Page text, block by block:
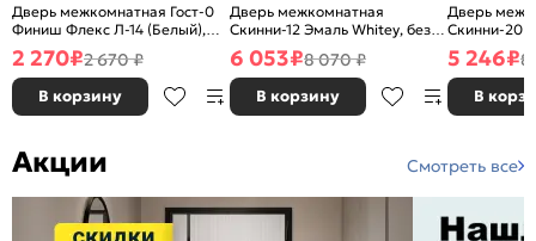
Дверь межкомнатная Гост-0
Финиш Флекс Л-14 (Белый),
глухая, каркасно-щитовая
2 270₽2 670 ₽
В корзину
Дверь межкомнатная
Скинни-12 Эмаль Whitey, без
декора, глухая, без стекла,
без кромки, скиновая
6 053₽8 070 ₽
В корзину
Дверь
Скинни-20
декора,
без кромки,
5 246₽8
В
Акции Смотреть все